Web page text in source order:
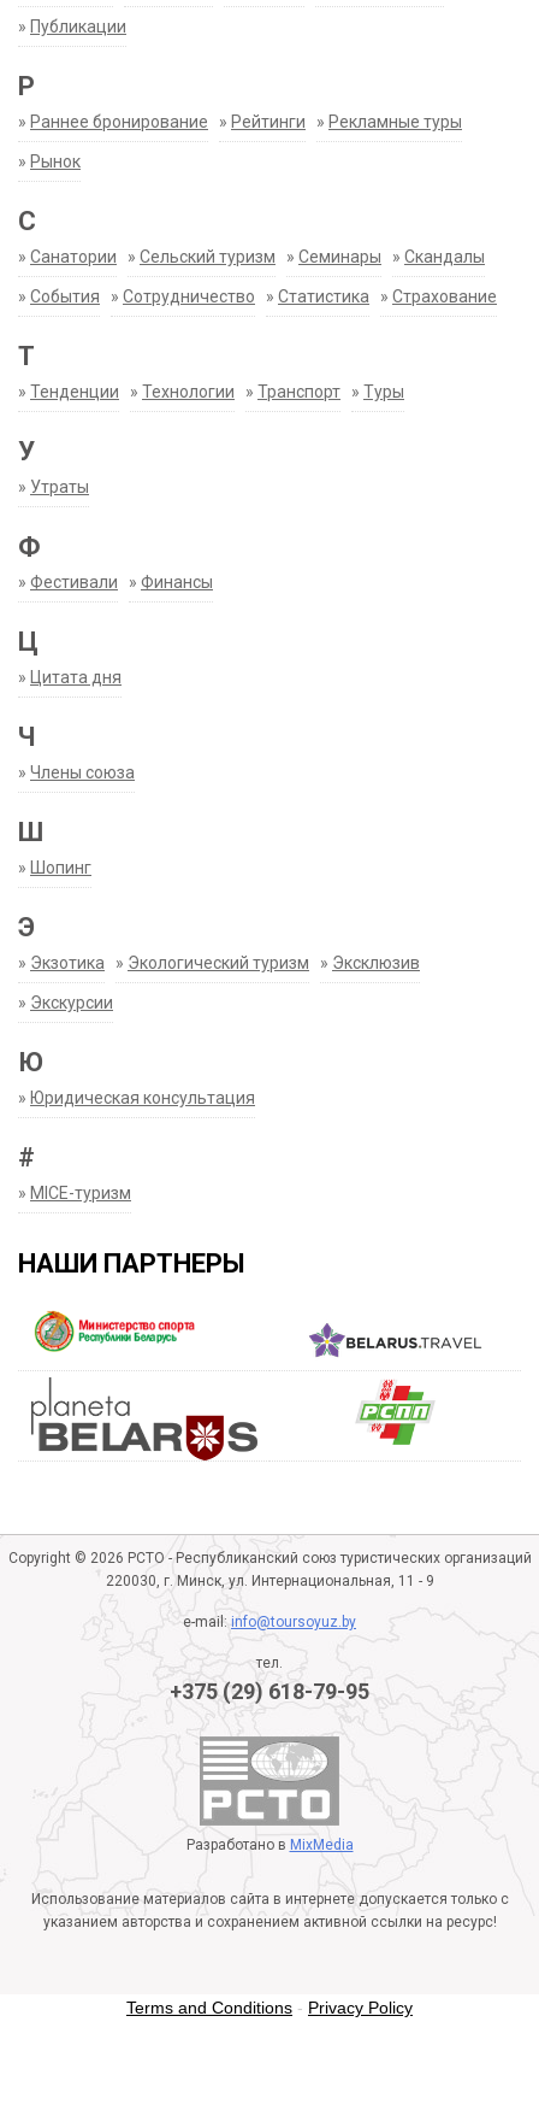
» Публикации
Р
» Раннее бронирование » Рейтинги » Рекламные туры
» Рынок
С
» Санатории » Сельский туризм » Семинары » Скандалы
» События » Сотрудничество » Статистика » Страхование
Т
» Тенденции » Технологии » Транспорт » Туры
У
» Утраты
Ф
» Фестивали » Финансы
Ц
» Цитата дня
Ч
» Члены союза
Ш
» Шопинг
Э
» Экзотика » Экологический туризм » Эксклюзив
» Экскурсии
Ю
» Юридическая консультация
#
» MICE-туризм
НАШИ ПАРТНЕРЫ
Copyright © 2026 РСТО - Республиканский союз туристических организаций
220030, г. Минск, ул. Интернациональная, 11 - 9
e-mail:info@toursoyuz.by
тел.
+375 (29) 618-79-95
Разработано в MixMedia
Использование материалов сайта в интернете допускается только с
указанием авторства и сохранением активной ссылки на ресурс!
Terms and Conditions - Privacy Policy